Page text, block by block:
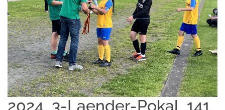
2024_3-Laender-Pokal_141